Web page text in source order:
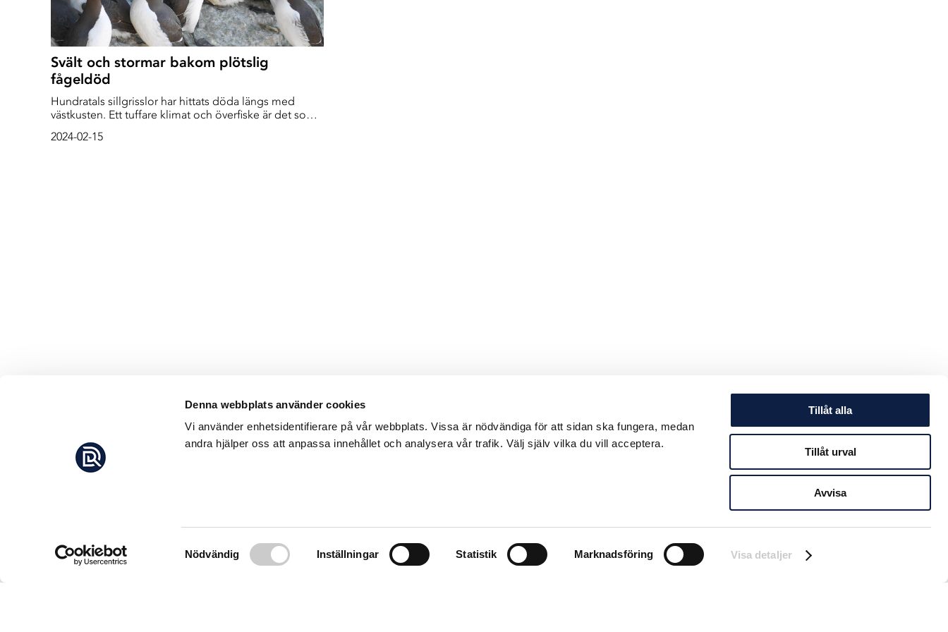
Denna webbplats använder cookies
Vi använder enhetsidentifierare på vår webbplats. Vissa är nödvändiga för att sidan ska fungera, medan
andra hjälper oss att anpassa innehållet och analysera vår trafik. Välj själv vilka du vill acceptera.
Samtyckesval
Nödvändig Inställningar Statistik Marknadsföring Visa detaljer
Tillåt alla
Tillåt urval
Avvisa
Svält och stormar bakom plötslig
fågeldöd
Hundratals sillgrisslor har hittats döda längs med
västkusten. Ett tuffare klimat och överfiske är det som
2024-02-15